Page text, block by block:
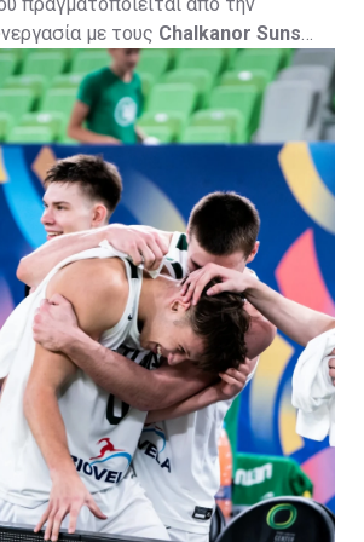
με τους Chalkanor Suns
, φιλοξενείται από τηνΠετρολίνα
τελεί υπό την αιγίδα τηςΚυπριακής
, με το
ως Media Partner.